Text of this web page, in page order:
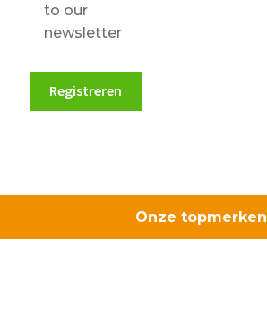
to our
newsletter
Registreren
Onze topmerken